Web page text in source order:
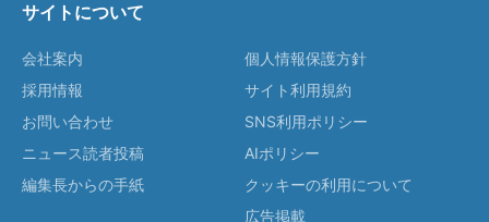
サイトについて
会社案内
採用情報
お問い合わせ
ニュース読者投稿
編集長からの手紙
個人情報保護方針
サイト利用規約
SNS利用ポリシー
AIポリシー
クッキーの利用について
広告掲載